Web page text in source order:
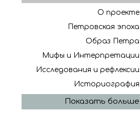
О проекте
Петровская эпоха
Образ Петра
Мифы и Интерпретации
Исследования и рефлексии
Историография
Показать больше